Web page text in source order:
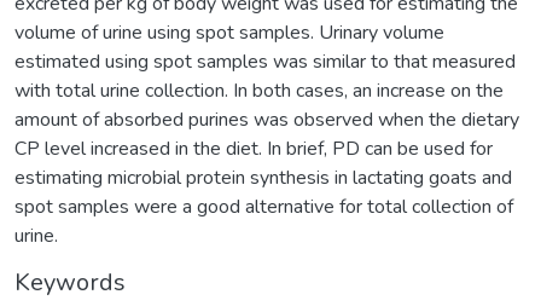
volume of urine using spot samples. Urinary volume
estimated using spot samples was similar to that measured
with total urine collection. In both cases, an increase on the
amount of absorbed purines was observed when the dietary
CP level increased in the diet. In brief, PD can be used for
estimating microbial protein synthesis in lactating goats and
spot samples were a good alternative for total collection of
urine.
Keywords